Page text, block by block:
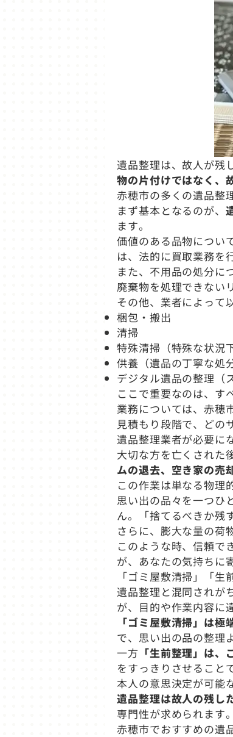
遺品整理は、故人が残
物の片付けではなく、
赤穂市の多くの遺品整
まず基本となるのが、
ます。
価値のある品物につい
は、法的に買取業務を
また、不用品の処分に
廃棄物を処理できない
その他、業者によって
梱包・搬出
清掃
特殊清掃（特殊な状況
供養（遺品の丁寧な処分
デジタル遺品の整理（
ここで重要なのは、す
業務については、赤穂
見積もり段階で、どの
遺品整理業者が必要に
大切な方を亡くされた
ムの退去、空き家の売
この作業は単なる物理
思い出の品々を一つひ
ん。「捨てるべきか残
さらに、膨大な量の荷
このような時、信頼で
が、あなたの気持ちに
「ゴミ屋敷清掃」「生
遺品整理と混同されが
が、目的や作業内容に
「ゴミ屋敷清掃」は
で、思い出の品の整理
一方 「生前整理」は
をすっきりさせること
本人の意思決定が可能
遺品整理は故人の残し
専門性が求められます
赤穂市でおすすめの遺